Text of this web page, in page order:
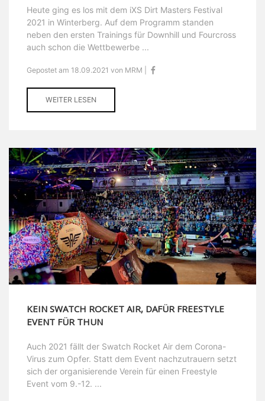
Heute ging es los mit dem iXS Dirt Masters Festival
2021 in Winterberg. Auf dem Programm standen
neben den ersten Trainings für Downhill und Fourcross
auch schon die Wettbewerbe ...
Gepostet am 18.09.2021 von MRM |
WEITER LESEN
KEIN SWATCH ROCKET AIR, DAFÜR FREESTYLE
EVENT FÜR THUN
Auch 2021 fällt der Swatch Rocket Air dem Corona-
Virus zum Opfer. Statt dem Event nachzutrauern setzt
sich der organisierende Verein für einen Freestyle
Event vom 9.-12. ...